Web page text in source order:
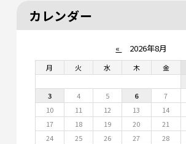
カレンダー
« 2026年8月
月 火 水 木 金
3
4 5 6 7
10
11 12 13 14
17
18 19 20 21
24
25 26 27 28